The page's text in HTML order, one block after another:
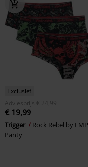
Exclusief
Adviesprijs
€ 24,99
€ 19,99
Trigger
Rock Rebel by EMP
Panty